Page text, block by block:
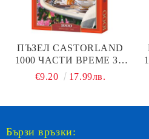
ПЪЗЕЛ CASTORLAND
1000 ЧАСТИ ВРЕМЕ ЗА
ЗАКУСКА 104697
€9.20 17.99лв.
Бързи връзки: